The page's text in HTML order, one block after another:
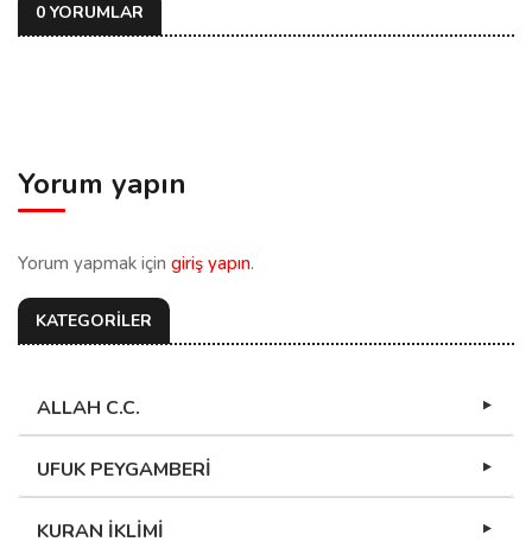
0 YORUMLAR
Yorum yapın
Yorum yapmak için giriş yapın.
KATEGORİLER
ALLAH C.C.
UFUK PEYGAMBERİ
KURAN İKLİMİ